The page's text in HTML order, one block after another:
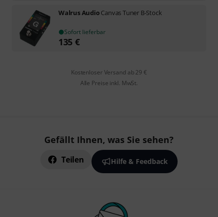
Walrus AudioCanvas Tuner B-Stock
Sofort lieferbar
135 €
Kostenloser Versand ab 29 €
Alle Preise inkl. MwSt.
Gefällt Ihnen, was Sie sehen?
Teilen Hilfe & Feedback